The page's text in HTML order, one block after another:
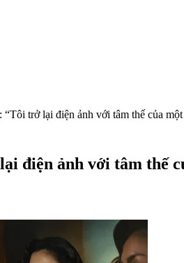
“Tôi trở lại điện ảnh với tâm thế của
điện ảnh với tâm thế